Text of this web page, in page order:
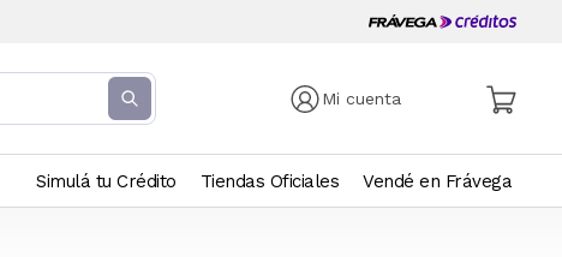
Mi cuenta
Simulá tu Crédito Tiendas Oficiales Vendé en Frávega